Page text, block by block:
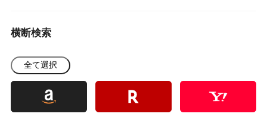
横断検索
全て選択